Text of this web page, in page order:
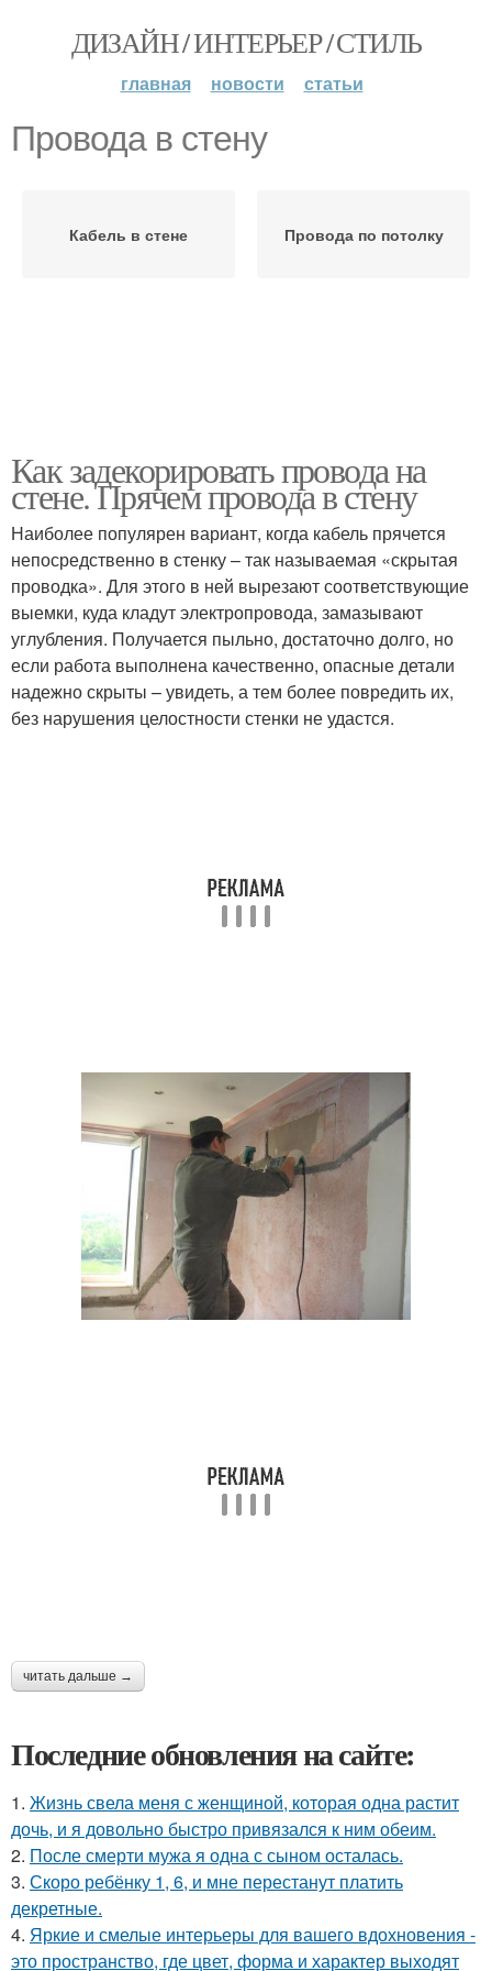
ДИЗАЙН / ИНТЕРЬЕР / СТИЛЬ
главная новости статьи
Провода в стену
Кабель в стене Провода по потолку
Как задекорировать провода на
стене. Прячем провода в стену
Наиболее популярен вариант, когда кабель прячется
непосредственно в стенку – так называемая «скрытая
проводка». Для этого в ней вырезают соответствующие
выемки, куда кладут электропровода, замазывают
углубления. Получается пыльно, достаточно долго, но
если работа выполнена качественно, опасные детали
надежно скрыты – увидеть, а тем более повредить их,
без нарушения целостности стенки не удастся.
читать дальше →
Последние обновления на сайте:
1. Жизнь свела меня с женщиной, которая одна растит
дочь, и я довольно быстро привязался к ним обеим.
2. После смерти мужа я одна с сыном осталась.
3. Скоро ребёнку 1, 6, и мне перестанут платить
декретные.
4. Яркие и смелые интерьеры для вашего вдохновения -
это пространство, где цвет, форма и характер выходят